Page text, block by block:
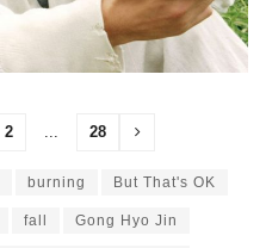
2 28
burning But That's OK
fall Gong Hyo Jin